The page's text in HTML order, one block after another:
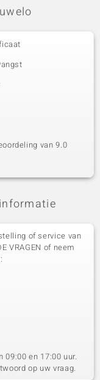
van 9.0
of service van
VRAGEN of neem
en 17:00 uur.
op uw vraag.